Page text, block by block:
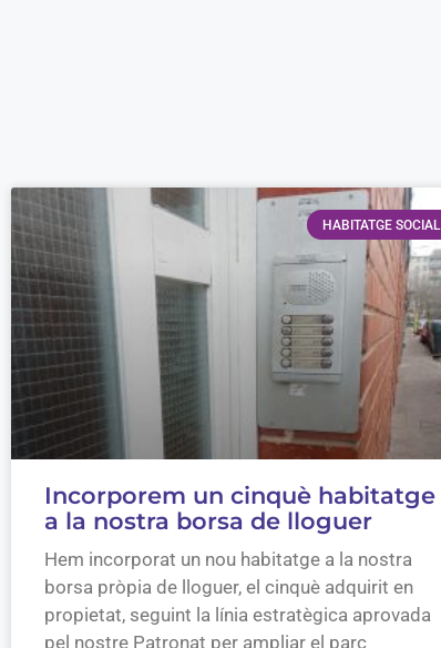
HABITATGE SOCIAL
Incorporem un cinquè habitatge
a la nostra borsa de lloguer
Hem incorporat un nou habitatge a la nostra
borsa pròpia de lloguer, el cinquè adquirit en
propietat, seguint la línia estratègica aprovada
pel nostre Patronat per ampliar el parc